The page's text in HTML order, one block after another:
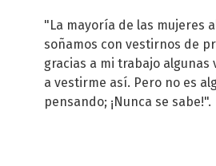
"La mayoría de las mujeres
soñamos con vestirnos de
gracias a mi trabajo algunas
a vestirme así. Pero no es
pensando; ¡Nunca se sabe!".